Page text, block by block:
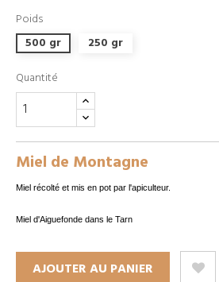
Poids
500 gr
250 gr
Quantité
Miel de Montagne
Miel récolté et mis en pot par l'apiculteur.
Miel d'Aiguefonde dans le Tarn
AJOUTER AU PANIER